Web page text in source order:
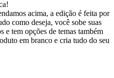
acima, a edição é feita por
como deseja, você sobe suas
e tem opções de temas também
em branco e cria tudo do seu